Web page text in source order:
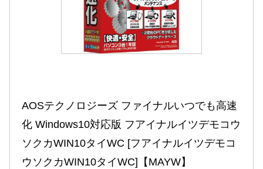
AOSテクノロジーズ ファイナルいつでも高速
化 Windows10対応版 フアイナルイツデモコウ
ソクカWIN10タイWC [フアイナルイツデモコ
ウソクカWIN10タイWC]【MAYW】